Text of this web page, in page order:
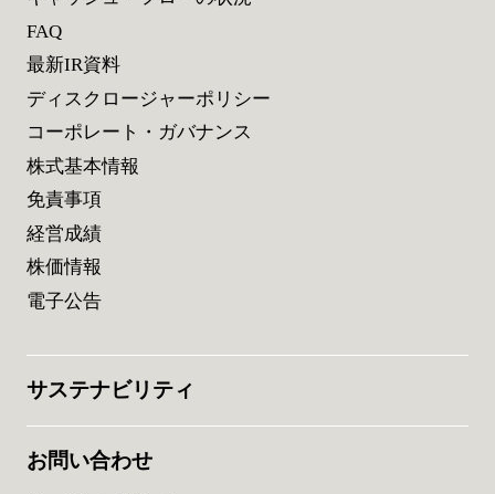
FAQ
最新IR資料
ディスクロージャーポリシー
コーポレート・ガバナンス
株式基本情報
免責事項
経営成績
株価情報
電子公告
サステナビリティ
お問い合わせ